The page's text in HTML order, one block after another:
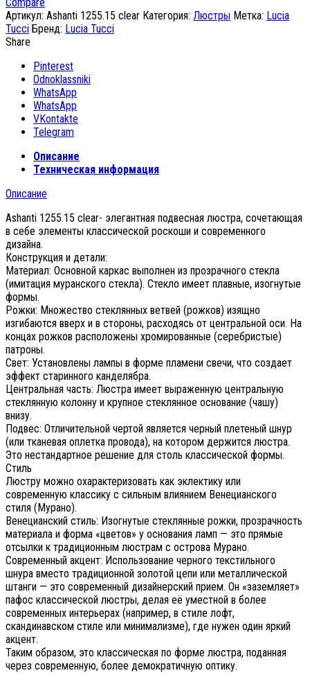
Артикул: Ashanti 1255.15 clear Категория: Люстры Метка: Lucia
Tucci Бренд: Lucia Tucci
Share
Pinterest
Odnoklassniki
WhatsApp
WhatsApp
VKontakte
Telegram
Описание
Техническая информация
Описание
Ashanti 1255.15 clear- элегантная подвесная люстра, сочетающая
в себе элементы классической роскоши и современного
дизайна.
Конструкция и детали:
Материал: Основной каркас выполнен из прозрачного стекла
(имитация муранского стекла). Стекло имеет плавные, изогнутые
формы.
Рожки: Множество стеклянных ветвей (рожков) изящно
изгибаются вверх и в стороны, расходясь от центральной оси. На
концах рожков расположены хромированные (серебристые)
патроны.
Свет: Установлены лампы в форме пламени свечи, что создает
эффект старинного канделябра.
Центральная часть: Люстра имеет выраженную центральную
стеклянную колонну и крупное стеклянное основание (чашу)
внизу.
Подвес: Отличительной чертой является черный плетеный шнур
(или тканевая оплетка провода), на котором держится люстра.
Это нестандартное решение для столь классической формы.
Стиль
Люстру можно охарактеризовать как эклектику или
современную классику с сильным влиянием Венецианского
стиля (Мурано).
Венецианский стиль: Изогнутые стеклянные рожки, прозрачность
материала и форма «цветов» у основания ламп — это прямые
отсылки к традиционным люстрам с острова Мурано.
Современный акцент: Использование черного текстильного
шнура вместо традиционной золотой цепи или металлической
штанги — это современный дизайнерский прием. Он «заземляет»
пафос классической люстры, делая её уместной в более
современных интерьерах (например, в стиле лофт,
скандинавском стиле или минимализме), где нужен один яркий
акцент.
Таким образом, это классическая по форме люстра, поданная
через современную, более демократичную оптику.